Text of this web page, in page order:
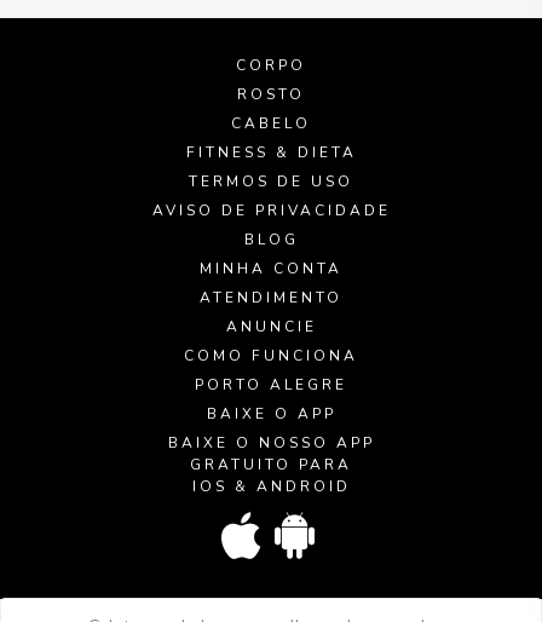
CORPO
ROSTO
CABELO
FITNESS & DIETA
TERMOS DE USO
AVISO DE PRIVACIDADE
BLOG
MINHA CONTA
ATENDIMENTO
ANUNCIE
COMO FUNCIONA
PORTO ALEGRE
BAIXE O APP
BAIXE O NOSSO APP
GRATUITO PARA
IOS & ANDROID